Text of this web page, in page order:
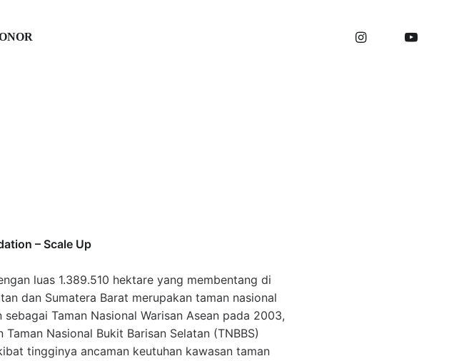
Sumber Daya
– Scale Up
luas 1.389.510 hektare yang membentang di
dan Sumatera Barat merupakan taman nasional
Taman Nasional Warisan Asean pada 2003,
Nasional Bukit Barisan Selatan (TNBBS)
tingginya ancaman keutuhan kawasan taman